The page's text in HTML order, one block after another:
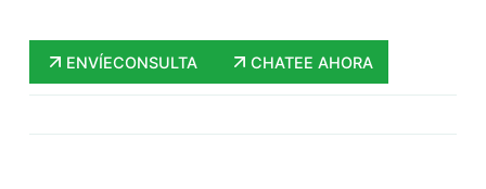
ENVÍECONSULTA CHATEE AHORA